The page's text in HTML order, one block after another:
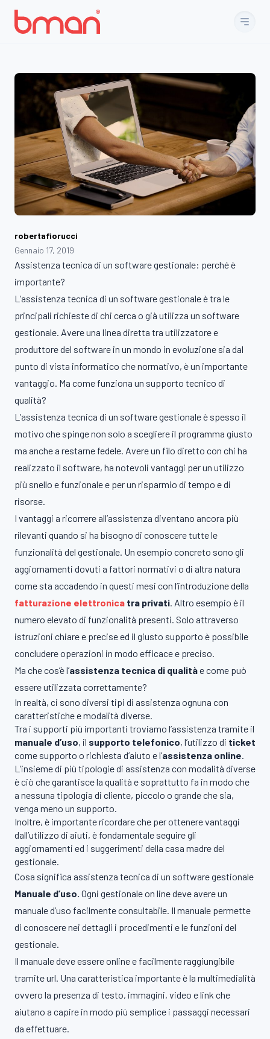
robertafiorucci
Gennaio 17, 2019
Assistenza tecnica di un software gestionale: perché è
importante?
L’assistenza tecnica di un software gestionale è tra le
principali richieste di chi cerca o già utilizza un software
gestionale. Avere una linea diretta tra utilizzatore e
produttore del software in un mondo in evoluzione sia dal
punto di vista informatico che normativo, è un importante
vantaggio. Ma come funziona un supporto tecnico di
qualità?
L’assistenza tecnica di un software gestionale è spesso il
motivo che spinge non solo a scegliere il programma giusto
ma anche a restarne fedele. Avere un filo diretto con chi ha
realizzato il software, ha notevoli vantaggi per un utilizzo
più snello e funzionale e per un risparmio di tempo e di
risorse.
I vantaggi a ricorrere all’assistenza diventano ancora più
rilevanti quando si ha bisogno di conoscere tutte le
funzionalità del gestionale. Un esempio concreto sono gli
aggiornamenti dovuti a fattori normativi o di altra natura
come sta accadendo in questi mesi con l’introduzione della
fatturazione elettronica tra privati. Altro esempio è il
numero elevato di funzionalità presenti. Solo attraverso
istruzioni chiare e precise ed il giusto supporto è possibile
concludere operazioni in modo efficace e preciso.
Ma che cos’è l’assistenza tecnica di qualitàe come può
essere utilizzata correttamente?
In realtà, ci sono diversi tipi di assistenza ognuna con
caratteristiche e modalità diverse.
Tra i supporti più importanti troviamo l’assistenza tramite il
manuale d’uso, il supporto telefonico, l’utilizzo di ticket
come supporto o richiesta d’aiuto e l’assistenza online.
L’insieme di più tipologie di assistenza con modalità diverse
è ciò che garantisce la qualità e soprattutto fa in modo che
a nessuna tipologia di cliente, piccolo o grande che sia,
venga meno un supporto.
Inoltre, è importante ricordare che per ottenere vantaggi
dall’utilizzo di aiuti, è fondamentale seguire gli
aggiornamenti ed i suggerimenti della casa madre del
gestionale.
Cosa significa assistenza tecnica di un software gestionale
Manuale d’uso. Ogni gestionale on line deve avere un
manuale d’uso facilmente consultabile. Il manuale permette
di conoscere nei dettagli i procedimenti e le funzioni del
gestionale.
Il manuale deve essere online e facilmente raggiungibile
tramite url. Una caratteristica importante è la multimedialità
ovvero la presenza di testo, immagini, video e link che
aiutano a capire in modo più semplice i passaggi necessari
da effettuare.